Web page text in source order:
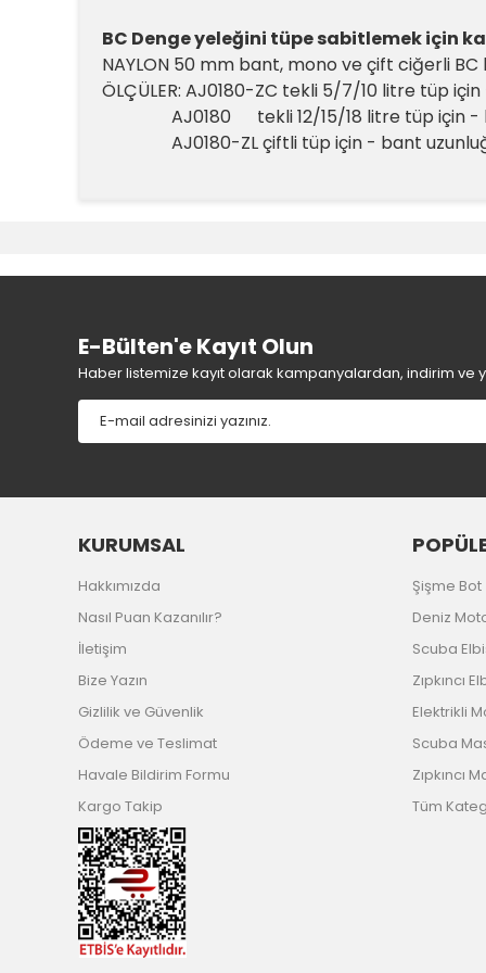
BC Denge yeleğini tüpe sabitlemek için
NAYLON 50 mm bant, mono ve çift ciğerli
ÖLÇÜLER: AJ0180-ZC tekli 5/7/10 litre tüp
AJ0180 tekli 12/15/18 litre tüp için -
AJ0180-ZL çiftli tüp için - bant
Ürün resmi kalitesiz, bozuk veya görüntülenemiyor.
Ürün bilgilerinde hatalar bulunuyor.
Ürün fiyatı diğer sitelerden daha pahalı.
Bu ürüne benzer farklı alternatifler olmalı.
E-Bülten'e Kayıt Olun
Haber listemize kayıt olarak kampanyalardan, indirim ve
KURUMSAL
Hakkımızda
Nasıl Puan Kazanılır?
İletişim
Bize Yazın
Gizlilik ve Güvenlik
Ödeme ve Teslimat
Havale Bildirim Formu
Kargo Takip
Şişme Bot
Deniz
Scuba
Zıpkıncı
Elektrikli
Scuba
Zıpkıncı
Tüm